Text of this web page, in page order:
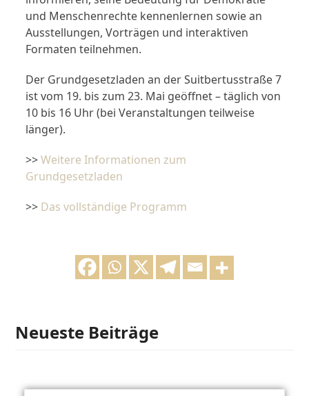
und Menschenrechte kennenlernen sowie an
Ausstellungen, Vorträgen und interaktiven
Formaten teilnehmen.
Der Grundgesetzladen an der Suitbertusstraße 7
ist vom 19. bis zum 23. Mai geöffnet – täglich von
10 bis 16 Uhr (bei Veranstaltungen teilweise
länger).
>>Weitere Informationen zum
Grundgesetzladen
>> Das vollständige Programm
Neueste Beiträge